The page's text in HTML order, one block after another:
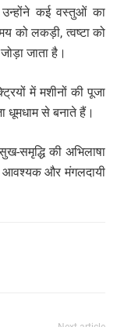
कई वस्तुओं का
को लकड़ी, त्वष्टा को
जाता है।
में मशीनों की पूजा
धूमधाम से बनाते हैं।
समृद्धि की अभिलाषा
आवश्यक और मंगलदायी